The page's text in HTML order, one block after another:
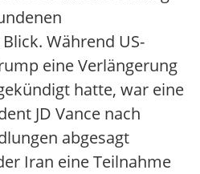
Während US-
eine Verlängerung
hatte, war eine
JD Vance nach
abgesagt
Iran eine Teilnahme